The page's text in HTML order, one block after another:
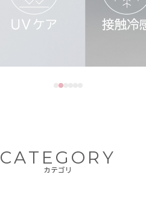
カテゴリ
CATEGORY